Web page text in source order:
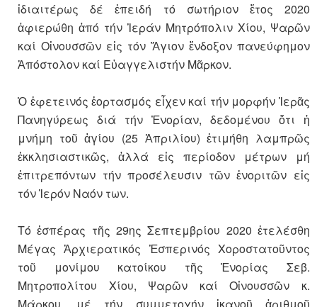
ἰδιαιτέρως δέ ἐπειδή τό σωτήριον ἕτος 2020
ἀφιερώθη ἀπό τήν Ἱεράν Μητρόπολιν Χίου, Ψαρῶν
καί Οἰνουσσῶν εἰς τόν Ἅγιον ἔνδοξον πανεύφημον
Ἀπόστολον καί Εὐαγγελιστήν Μᾶρκον.
Ὁ ἐφετεινός ἑορτασμός εἶχεν καί τήν μορφήν Ἱερᾶς
Πανηγύρεως διά τήν Ἐνορίαν, δεδομένου ὅτι ἡ
μνήμη τοῦ ἁγίου (25 Ἀπριλίου) ἐτιμήθη λαμπρῶς
ἐκκλησιαστικῶς, ἀλλά εἰς περίοδον μέτρων μή
ἐπιτρεπόντων τήν προσέλευσιν τῶν ἐνοριτῶν εἰς
τόν Ἱερόν Ναόν των.
Τό ἑσπέρας τῆς 29ης Σεπτεμβρίου 2020 ἐτελέσθη
Μέγας Ἀρχιερατικός Ἑσπερινός Χοροστατοῦντος
τοῦ μονίμου κατοίκου τῆς Ἐνορίας Σεβ.
Μητροπολίτου Χίου, Ψαρῶν καί Οἰνουσσῶν κ.